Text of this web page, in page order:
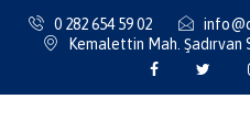
0 282 654 59 02
Kemalettin Mah.